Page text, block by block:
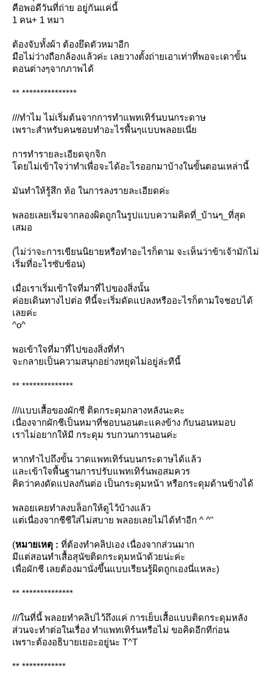
คือพอดีวันที่ถ่าย อยู่กันแค่นี้
1 คน+ 1 หมา
ต้องจับทั้งผ้า ต้องยึดตัวหมาอีก
มือไม่ว่างถือกล้องแล้วค่ะ เลยวางตั้งถ่ายเอาเท่าที่พอจะเดาขั้น
ตอนต่างๆจากภาพได้
** ***************
///ทำไม ไม่เริ่มต้นจากการทำแพทเทิร์นบนกระดาษ
เพราะสำหรับคนชอบทำอะไรพื้นๆแบบพลอยเนี่
การทำรายละเอียดจุกจิก
ดยไม่เข้าใจว่าทำเพื่อจะได้อะไรออกมาบ้างในขั้นตอนเหล่านี้
มันทำให้รู้สึก ท้อ ในการลงรายละเอียดค่ะ
พลอยเลยเริ่มจากลองผิดถูกในรูปแบบความคิดที่_บ้านๆ_ที่สุด
เสมอ
(ไม่ว่าจะการเขียนนิยายหรือทำอะไรก็ตาม จะเห็นว่าข้าเจ้ามักไม่
เริ่มที่อะไรซับซ้อน)
เมื่อเราเริ่มเข้าใจที่มาที่ไปของสิ่งนั้น
ค่อยเดินทางไปต่อ ทีนี้จะเริ่มดัดแปลงหรืออะไรก็ตามใจชอบได้
เลยค่ะ
^o^
พอเข้าใจที่มาที่ไปของสิ่งที่ทำ
จะกลายเป็นความสนุกอย่างหยุดไม่อยู่ล่ะทีนี้
** **************
///บบเสื้อของผักชี ติดกระดุมกลางหลังนะคะ
เนื่องจากผักชีเป็นหมาที่ชอบนอนตะแคงข้าง กับนอนหมอบ
เราไม่อยากให้มี กระดุม รบกวนการนอนค่ะ
หากทำไปถึงขั้น วาดแพทเทิร์นบนกระดาษได้แล้ว
ละเข้าใจพื้นฐานการปรับแพทเทิร์นพอสมควร
คิดว่าคงดัดแปลงกันต่อ เป็นกระดุมหน้า หรือกระดุมด้านข้างได้
พลอยเคยทำลงบล็อกให้ดูไว้บ้างแล้ว
ต่เนื่องจากชีชีใส่ไม่สบาย พลอยเลยไม่ได้ทำอีก ^ ^"
(หมายเหตุ : ที่ต้องทำคลิปเอง เนื่องจากส่วนมาก
มีแต่สอนทำเสื้อสุนัขติดกระดุมหน้าด้วยน่ะค่ะ
เพื่อผักชี เลยต้องมานั่งขึ้นแบบเรียนรู้ผิดถูกเองนี่แหละ)
** **************
///นที่นี้ พลอยทำคลิปไว้ถึงแค่ การเย็บเสื้อแบบติดกระดุมหลัง
ส่วนจะทำต่อในเรื่อง ทำแพทเทิร์นหรือไม่ ขอคิดอีกทีก่อน
เพราะต้องอธิบายเยอะอยู่นะ T^T
** ************